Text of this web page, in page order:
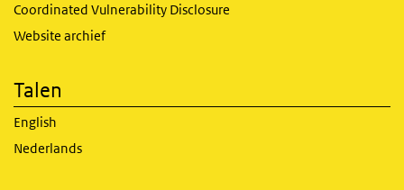
Coordinated Vulnerability Disclosure
Website archief
Talen
English
Nederlands